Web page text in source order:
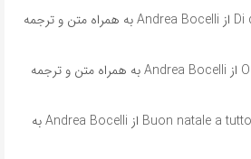
آهنگ ایتالیایی Di quella pira از Andrea Bocelli به همراه متن و ترجمه
آهنگ ایتالیایی ’O sole mio از Andrea Bocelli به همراه متن و ترجمه
آهنگ ایتالیایی Buon natale a tutto il mondo از Andrea Bocelli به